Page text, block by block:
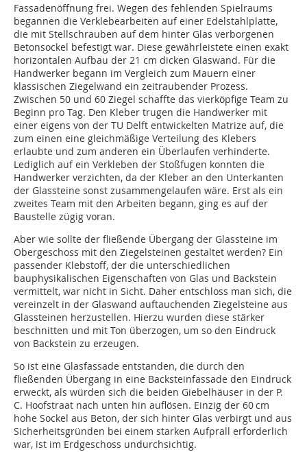
Fassadenöffnung frei. Wegen des fehlenden Spielraums
begannen die Verklebearbeiten auf einer Edelstahlplatte,
die mit Stellschrauben auf dem hinter Glas verborgenen
Betonsockel befestigt war. Diese gewährleistete einen exakt
horizontalen Aufbau der 21 cm dicken Glaswand. Für die
Handwerker begann im Vergleich zum Mauern einer
klassischen Ziegelwand ein zeitraubender Prozess.
Zwischen 50 und 60 Ziegel schaffte das vierköpfige Team zu
Beginn pro Tag. Den Kleber trugen die Handwerker mit
einer eigens von der TU Delft entwickelten Matrize auf, die
zum einen eine gleichmäßige Verteilung des Klebers
erlaubte und zum anderen ein Überlaufen verhinderte.
Lediglich auf ein Verkleben der Stoßfugen konnten die
Handwerker verzichten, da der Kleber an den Unterkanten
der Glassteine sonst zusammengelaufen wäre. Erst als ein
zweites Team mit den Arbeiten begann, ging es auf der
Baustelle zügig voran.
Aber wie sollte der fließende Übergang der Glassteine im
Obergeschoss mit den Ziegelsteinen gestaltet werden? Ein
passender Klebstoff, der die unterschiedlichen
bauphysikalischen Eigenschaften von Glas und Backstein
vermittelt, war nicht in Sicht. Daher entschloss man sich, die
vereinzelt in der Glaswand auftauchenden Ziegelsteine aus
Glassteinen herzustellen. Hierzu wurden diese stärker
beschnitten und mit Ton überzogen, um so den Eindruck
von Backstein zu erzeugen.
So ist eine Glasfassade entstanden, die durch den
fließenden Übergang in eine Backsteinfassade den Eindruck
erweckt, als würden sich die beiden Giebelhäuser in der P.
C. Hoofstraat nach unten hin auflösen. Einzig der 60 cm
hohe Sockel aus Beton, der sich hinter Glas verbirgt und aus
Sicherheitsgründen bei einem starken Aufprall erforderlich
war, ist im Erdgeschoss undurchsichtig.